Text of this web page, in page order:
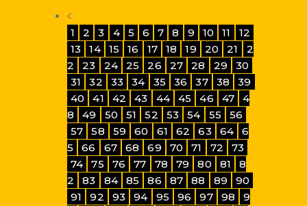
1 2 3 4 5 6 7 8 9 10 11
12
13
14 15 16 17 18 19 20 21
2
2
23 24 25 26 27 28 29
30
31
32 33 34 35 36 37 38
39
40
41 42 43 44 45 46 47
4
8
49 50 51 52 53 54 55
56
57
58 59 60 61 62 63 64
6
5
66 67 68 69 70 71 72
73
74
75 76 77 78 79 80 81
8
2
83 84 85 86 87 88 89
90
91
92 93 94 95 96 97 98
9